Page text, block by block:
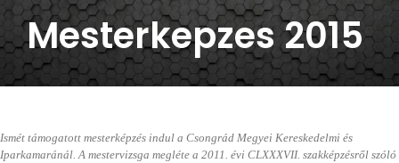
Mesterkepzes 2015
Ismét támogatott mesterképzés indul a Csongrád Megyei Kereskedelmi és
Iparkamaránál. A mestervizsga megléte a 2011. évi CLXXXVII. szakképzésről szóló